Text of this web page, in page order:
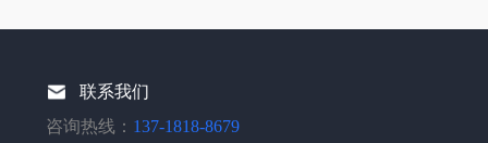
联系我们
咨询热线： 137-1818-8679